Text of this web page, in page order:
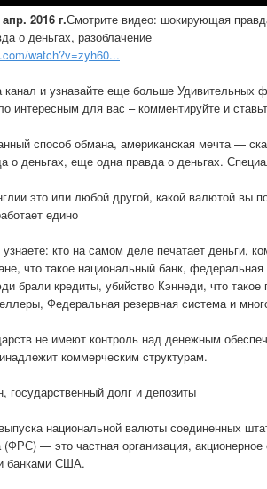
2016 г.Смотрите видео: шокирующая
о деньгах, разоблачение
watch?v=zyh60...
канал и узнавайте еще больше Удивительных
интересным для вас – комментируйте и
способ обмана, американская мечта —
о деньгах, еще одна правда о деньгах.
это или любой другой, какой валютой вы
едино
кто на самом деле печатает деньги,
что такое национальный банк,
брали кредиты, убийство Кэннеди, что такое
Федеральная резервная система и
не имеют контроль над денежным
коммерческим структурам.
государственный долг и депозиты
национальной валюты соединенных
— это частная организация,
банками США.